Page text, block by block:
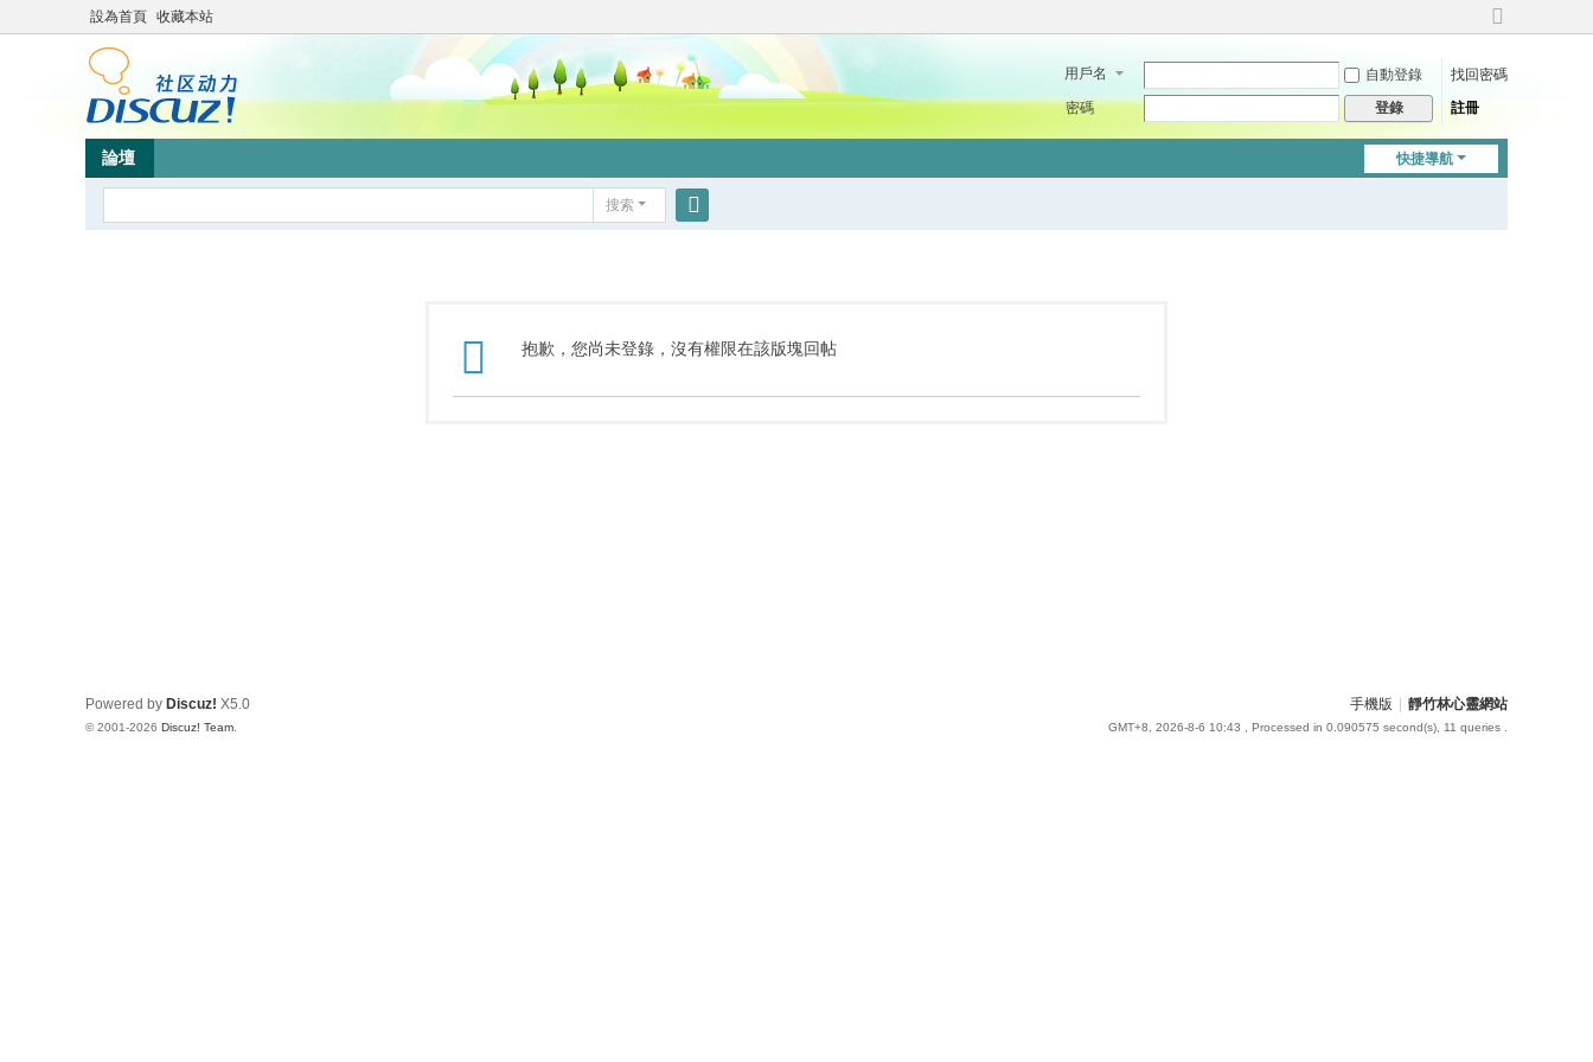
設為首頁 收藏本站
切
到
用戶名 自動登錄
找回密碼
密碼
登錄 註冊
快捷導航
論壇
搜索
抱歉，您尚未登錄，沒有權限在該版塊回帖
手機版 靜竹林心靈網站
GMT+8, 2026-8-6 10:43 , Processed in 0.090575 second(s), 11 queries .
Powered by Discuz! X5.0
© 2001-2026 Discuz! Team